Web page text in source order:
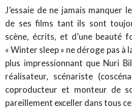
J’essaie de ne jamais manquer
de ses films tant ils sont
scène, écrits, et d’une beauté
« Winter sleep » ne déroge pas à
plus impressionnant que Nuri
réalisateur, scénariste
coproducteur et monteur de
pareillement exceller dans tous